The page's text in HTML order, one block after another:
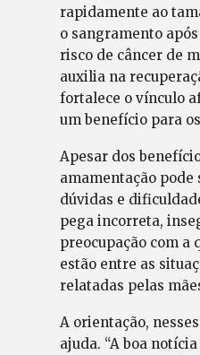
rapidamente ao
o sangramento
risco de câncer de
auxilia na
fortalece o vínculo
um benefício para
Apesar dos
amamentação pode
dúvidas e
pega incorreta,
preocupação com a
estão entre as
relatadas pelas
A orientação,
ajuda. “A boa